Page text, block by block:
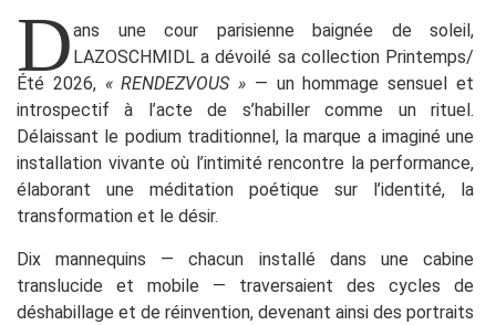
Dans une cour parisienne baignée de soleil,
LAZOSCHMIDL a dévoilé sa collection Printemps/
Été 2026, « RENDEZVOUS » — un hommage sensuel et
introspectif à l’acte de s’habiller comme un rituel.
Délaissant le podium traditionnel, la marque a imaginé une
installation vivante où l’intimité rencontre la performance,
élaborant une méditation poétique sur l’identité, la
transformation et le désir.
Dix mannequins — chacun installé dans une cabine
translucide et mobile — traversaient des cycles de
déshabillage et de réinvention, devenant ainsi des portraits